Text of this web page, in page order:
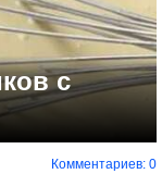
с
Комментариев: 0